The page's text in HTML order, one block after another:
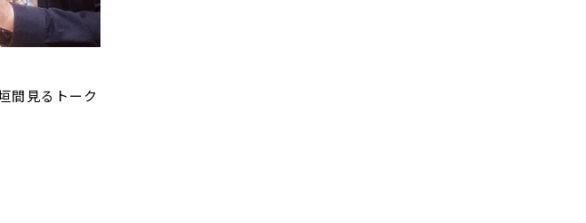
間見るトーク